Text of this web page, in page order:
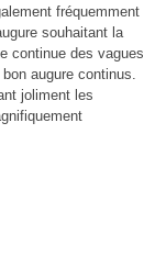
fréquemment
souhaitant la
continue des vagues
augure continus.
joliment les